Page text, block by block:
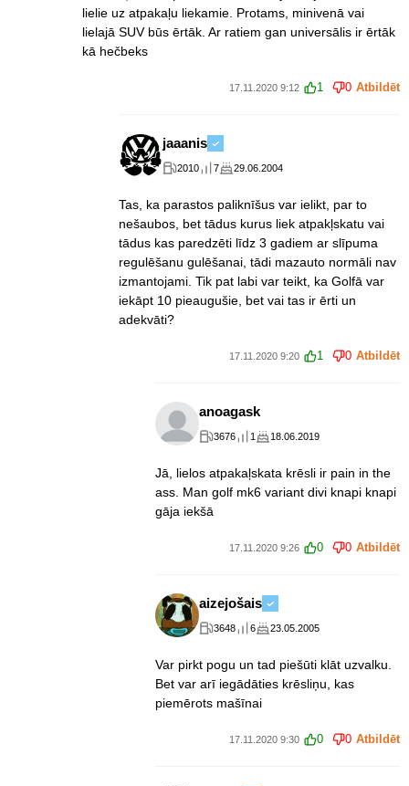
lielie uz atpakaļu liekamie. Protams, minivenā vai
lielajā SUV būs ērtāk. Ar ratiem gan universālis ir ērtāk
kā hečbeks
17.11.2020 9:12 1 0 Atbildēt
jaaanis
2010 7 29.06.2004
Tas, ka parastos paliknīšus var ielikt, par to
nešaubos, bet tādus kurus liek atpakļskatu vai
tādus kas paredzēti līdz 3 gadiem ar slīpuma
regulēšanu gulēšanai, tādi mazauto normāli nav
izmantojami. Tik pat labi var teikt, ka Golfā var
iekāpt 10 pieaugušie, bet vai tas ir ērti un
adekvāti?
17.11.2020 9:20 1 0 Atbildēt
anoagask
3676 1 18.06.2019
Jā, lielos atpakaļskata krēsli ir pain in the
ass. Man golf mk6 variant divi knapi knapi
gāja iekšā
17.11.2020 9:26 0 0 Atbildēt
aizejošais
3648 6 23.05.2005
Var pirkt pogu un tad piešūti klāt uzvalku.
Bet var arī iegādāties krēsliņu, kas
piemērots mašīnai
17.11.2020 9:30 0 0 Atbildēt